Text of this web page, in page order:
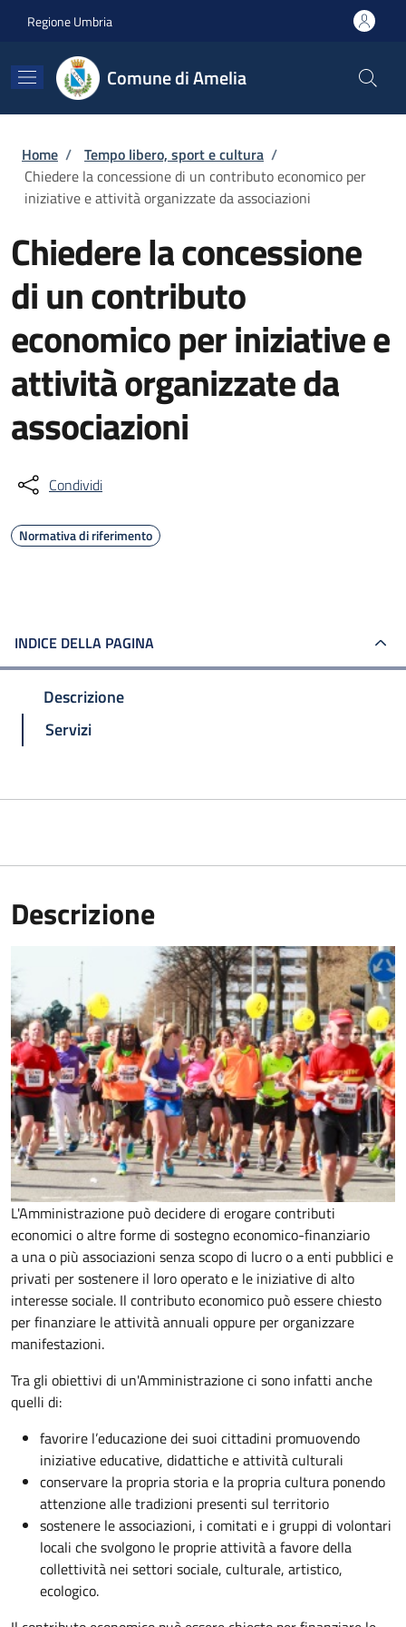
Regione Umbria
Comune di Amelia
Briciole di pane
Home / Tempo libero, sport e cultura /
Chiedere la concessione di un contributo economico per
iniziative e attività organizzate da associazioni
Chiedere la concessione
di un contributo
economico per iniziative e
attività organizzate da
associazioni
Condividi
Normativa di riferimento
INDICE DELLA PAGINA
Descrizione
Servizi
Descrizione
L'Amministrazione può decidere di erogare contributi
economici o altre forme di sostegno economico-finanziario
a una o più associazioni senza scopo di lucro o a enti pubblici e
privati per sostenere il loro operato e le iniziative di alto
interesse sociale. Il contributo economico può essere chiesto
per finanziare le attività annuali oppure per organizzare
manifestazioni.
Tra gli obiettivi di un'Amministrazione ci sono infatti anche
quelli di:
favorire l’educazione dei suoi cittadini promuovendo
iniziative educative, didattiche e attività culturali
conservare la propria storia e la propria cultura ponendo
attenzione alle tradizioni presenti sul territorio
sostenere le associazioni, i comitati e i gruppi di volontari
locali che svolgono le proprie attività a favore della
collettività nei settori sociale, culturale, artistico,
ecologico.